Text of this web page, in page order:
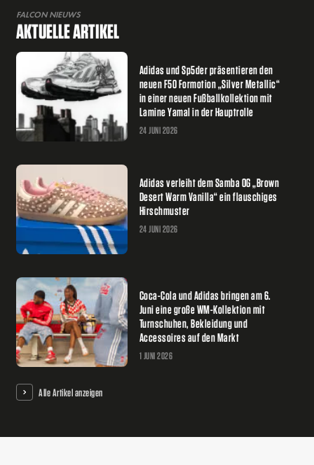
FALCON NIEUWS
AKTUELLE ARTIKEL
Adidas und Sp5der präsentieren den
neuen F50 Formotion „Silver Metallic“
in einer neuen Fußballkollektion mit
Lamine Yamal in der Hauptrolle
24 JUNI 2026
Adidas verleiht dem Samba OG „Brown
Desert Warm Vanilla“ ein flauschiges
Hirschmuster
24 JUNI 2026
Coca-Cola und Adidas bringen am 6.
Juni eine große WM-Kollektion mit
Turnschuhen, Bekleidung und
Accessoires auf den Markt
1 JUNI 2026
Alle Artikel anzeigen